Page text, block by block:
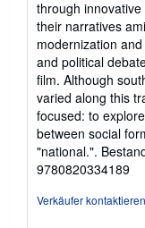
through
their narratives
modernization
and political
film. Although
varied along this
focused: to
between social
"national.".
9780820334189
Verkäufer kontaktieren